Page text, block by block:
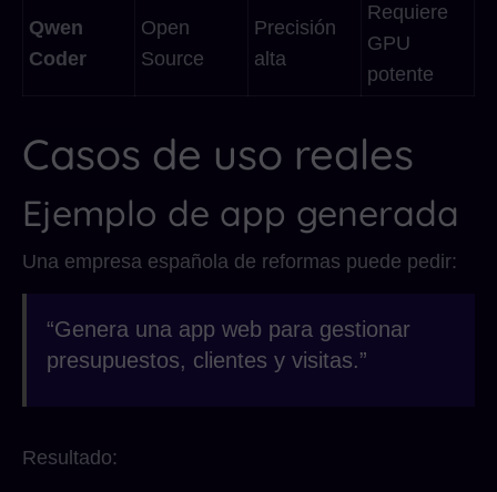
Qwen
Coder
Open
Source
Precisión
alta
Requiere
GPU
potente
Casos de uso reales
Ejemplo de app generada
Una empresa española de reformas puede pedir:
“Genera una app web para gestionar
presupuestos, clientes y visitas.”
Resultado: